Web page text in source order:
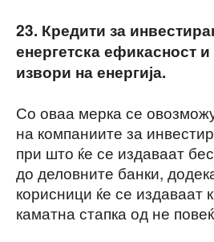
23. Кредити за
енергетска ефикасност
извори на енергија.
Со оваа мерка се
на компаниите за
при што ќе се издаваат
до деловните банки,
корисници ќе се издаваат
каматна стапка од не